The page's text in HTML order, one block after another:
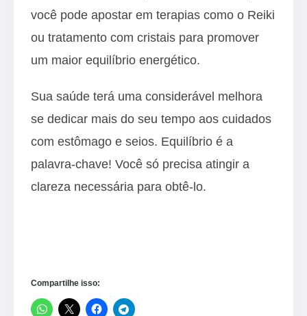
você pode apostar em terapias como o Reiki
ou tratamento com cristais para promover
um maior equilíbrio energético.
Sua saúde terá uma considerável melhora
se dedicar mais do seu tempo aos cuidados
com estômago e seios. Equilíbrio é a
palavra-chave! Você só precisa atingir a
clareza necessária para obtê-lo.
Compartilhe isso: